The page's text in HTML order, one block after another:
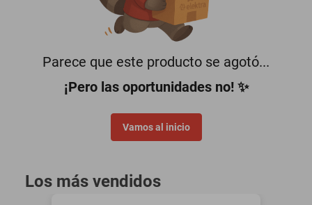
Parece que este producto se agotó...
¡Pero las oportunidades no! ✨
Vamos al inicio
Los más vendidos
motoneta
oppo